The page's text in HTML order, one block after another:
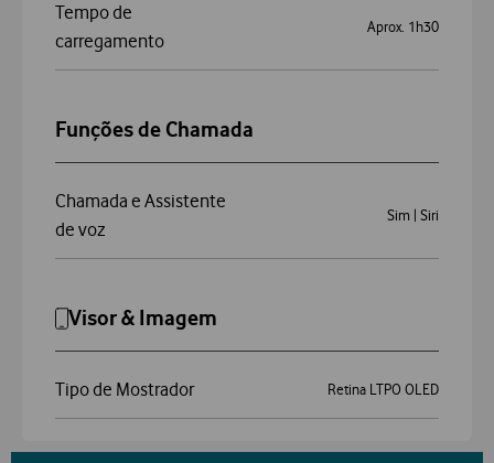
Tempo de
carregamento
Aprox. 1h30
Funções de Chamada
Chamada e Assistente
de voz
Sim | Siri
Visor & Imagem
Tipo de Mostrador Retina LTPO OLED